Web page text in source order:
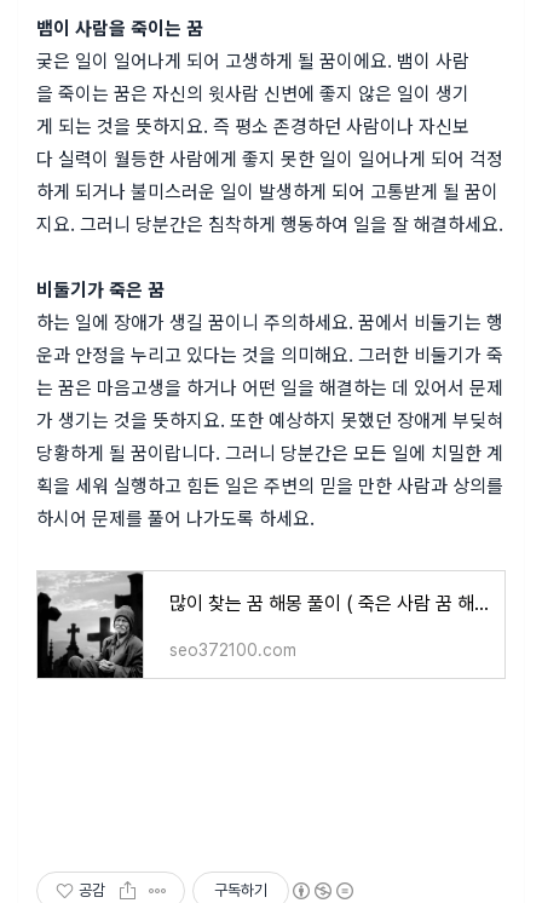
뱀이 사람을 죽이는 꿈
궂은 일이 일어나게 되어 고생하게 될 꿈이에요. 뱀이 사람
을 죽이는 꿈은 자신의 윗사람 신변에 좋지 않은 일이 생기
게 되는 것을 뜻하지요. 즉 평소 존경하던 사람이나 자신보
다 실력이 월등한 사람에게 좋지 못한 일이 일어나게 되어 걱정
하게 되거나 불미스러운 일이 발생하게 되어 고통받게 될 꿈이
지요. 그러니 당분간은 침착하게 행동하여 일을 잘 해결하세요.
비둘기가 죽은 꿈
하는 일에 장애가 생길 꿈이니 주의하세요. 꿈에서 비둘기는 행
운과 안정을 누리고 있다는 것을 의미해요. 그러한 비둘기가 죽
는 꿈은 마음고생을 하거나 어떤 일을 해결하는 데 있어서 문제
가 생기는 것을 뜻하지요. 또한 예상하지 못했던 장애게 부딪혀
당황하게 될 꿈이랍니다. 그러니 당분간은 모든 일에 치밀한 계
획을 세워 실행하고 힘든 일은 주변의 믿을 만한 사람과 상의를
하시어 문제를 풀어 나가도록 하세요.
많이 찾는 꿈 해몽 풀이 ( 죽은 사람 꿈 해몽, 무덤 꿈 해몽, 천국 꿈 해몽 , 지옥 꿈 해몽 풀이 )
seo372100.com
공감 구독하기